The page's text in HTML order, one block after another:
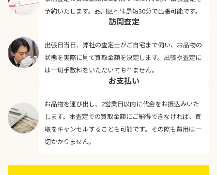
予約いたします。品川区へは最短30分で出張可能です。
03
訪問査定
出張日当日、弊社の査定士がご自宅まで伺い、お品物の
状態を実際に見て買取金額を決定します。出張や査定に
は一切手数料をいただいておりません。
04
お支払い
お品物を運び出し、2営業日以内に代金をお振込みいた
します。本査定での買取金額にご納得できなければ、買
取をキャンセルすることも可能です。その際も費用は一
切かかりません。